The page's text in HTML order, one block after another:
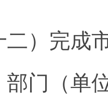
二）完成
部门（单